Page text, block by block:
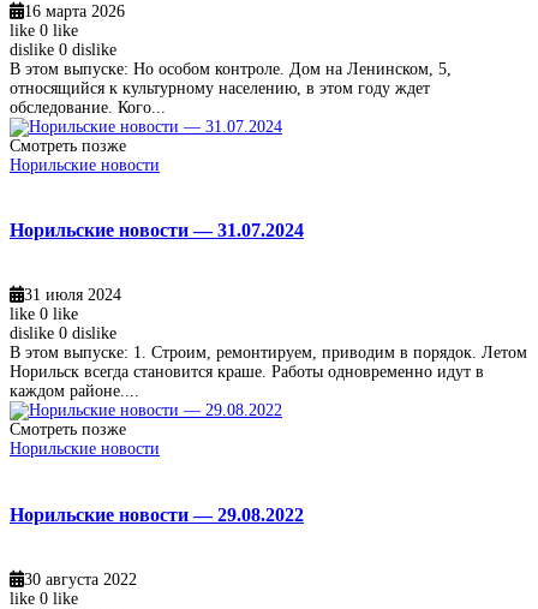
16 марта 2026
like 0 like
dislike 0 dislike
В этом выпуске: Но особом контроле. Дом на Ленинском, 5,
относящийся к культурному населению, в этом году ждет
обследование. Кого...
Смотреть позже
Норильские новости
Норильские новости — 31.07.2024
31 июля 2024
like 0 like
dislike 0 dislike
В этом выпуске: 1. Строим, ремонтируем, приводим в порядок. Летом
Норильск всегда становится краше. Работы одновременно идут в
каждом районе....
Смотреть позже
Норильские новости
Норильские новости — 29.08.2022
30 августа 2022
like 0 like